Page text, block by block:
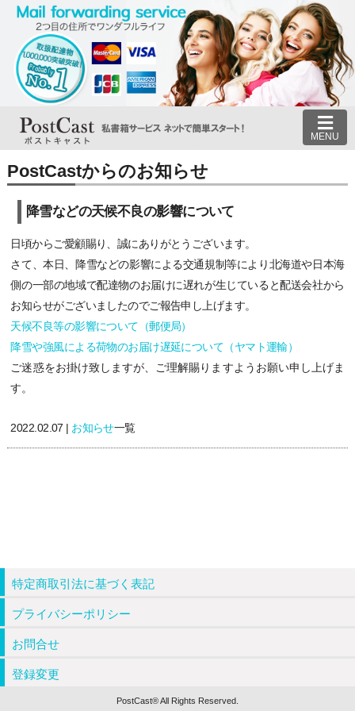
MENU
PostCastからのお知らせ
降雪などの天候不良の影響について
日頃からご愛顧賜り、誠にありがとうございます。
さて、本日、降雪などの影響による交通規制等により北海道や日本海
側の一部の地域で配達物のお届けに遅れが生じていると配送会社から
お知らせがございましたのでご報告申し上げます。
天候不良等の影響について（郵便局）
降雪や強風による荷物のお届け遅延について（ヤマト運輸）
ご迷惑をお掛け致しますが、ご理解賜りますようお願い申し上げま
す。
2022.02.07 | お知らせ一覧
特定商取引法に基づく表記
プライバシーポリシー
お問合せ
登録変更
PostCast® All Rights Reserved.